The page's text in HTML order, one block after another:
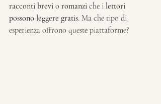
racconti brevi o romanzi che i lettori
possono leggere gratis. Ma che tipo di
esperienza offrono queste piattaforme?